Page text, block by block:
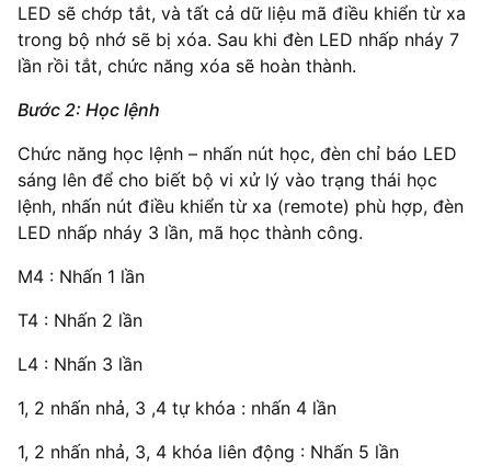
LED sẽ chớp tắt, và tất cả dữ liệu mã điều khiển từ xa
trong bộ nhớ sẽ bị xóa. Sau khi đèn LED nhấp nháy 7
lần rồi tắt, chức năng xóa sẽ hoàn thành.
Bước 2: Học lệnh
Chức năng học lệnh – nhấn nút học, đèn chỉ báo LED
sáng lên để cho biết bộ vi xử lý vào trạng thái học
lệnh, nhấn nút điều khiển từ xa (remote) phù hợp, đèn
LED nhấp nháy 3 lần, mã học thành công.
M4 : Nhấn 1 lần
T4 : Nhấn 2 lần
L4 : Nhấn 3 lần
1, 2 nhấn nhả, 3 ,4 tự khóa : nhấn 4 lần
1, 2 nhấn nhả, 3, 4 khóa liên động : Nhấn 5 lần